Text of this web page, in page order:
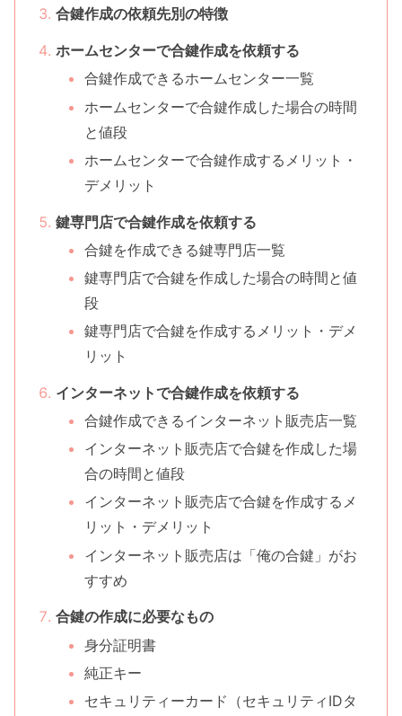
合鍵作成の依頼先別の特徴
ホームセンターで合鍵作成を依頼する
合鍵作成できるホームセンター一覧
ホームセンターで合鍵作成した場合の時間
と値段
ホームセンターで合鍵作成するメリット・
デメリット
鍵専門店で合鍵作成を依頼する
合鍵を作成できる鍵専門店一覧
鍵専門店で合鍵を作成した場合の時間と値
段
鍵専門店で合鍵を作成するメリット・デメ
リット
インターネットで合鍵作成を依頼する
合鍵作成できるインターネット販売店一覧
インターネット販売店で合鍵を作成した場
合の時間と値段
インターネット販売店で合鍵を作成するメ
リット・デメリット
インターネット販売店は「俺の合鍵」がお
すすめ
合鍵の作成に必要なもの
身分証明書
純正キー
セキュリティーカード（セキュリティIDタ